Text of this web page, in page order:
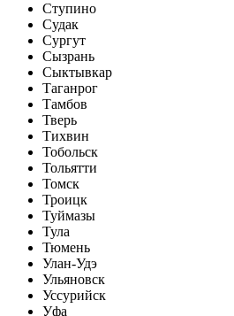
Ступино
Судак
Сургут
Сызрань
Сыктывкар
Таганрог
Тамбов
Тверь
Тихвин
Тобольск
Тольятти
Томск
Троицк
Туймазы
Тула
Тюмень
Улан-Удэ
Ульяновск
Уссурийск
Уфа